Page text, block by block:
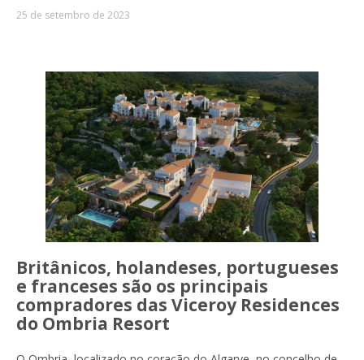
25 de setembro de 2023
Britânicos, holandeses, portugueses
e franceses são os principais
compradores das Viceroy Residences
do Ombria Resort